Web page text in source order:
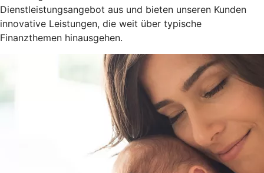
Dienstleistungsangebot aus und bieten unseren Kunden
innovative Leistungen, die weit über typische
Finanzthemen hinausgehen.